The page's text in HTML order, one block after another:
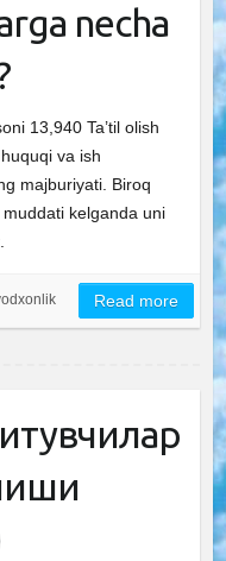
necha
13,940 Ta’til olish
va ish
majburiyati. Biroq
muddati kelganda uni
Read more